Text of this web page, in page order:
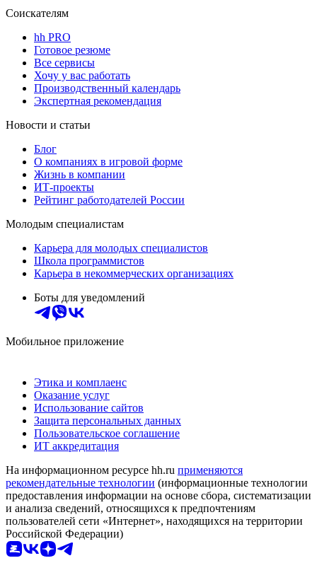
Соискателям
hh PRO
Готовое резюме
Все сервисы
Хочу у вас работать
Производственный календарь
Экспертная рекомендация
Новости и статьи
Блог
О компаниях в игровой форме
Жизнь в компании
ИТ-проекты
Рейтинг работодателей России
Молодым специалистам
Карьера для молодых специалистов
Школа программистов
Карьера в некоммерческих организациях
Боты для уведомлений
Мобильное приложение
Этика и комплаенс
Оказание услуг
Использование сайтов
Защита персональных данных
Пользовательское соглашение
ИТ аккредитация
На информационном ресурсе hh.ru применяются
рекомендательные технологии (информационные технологии
предоставления информации на основе сбора, систематизации
и анализа сведений, относящихся к предпочтениям
пользователей сети «Интернет», находящихся на территории
Российской Федерации)